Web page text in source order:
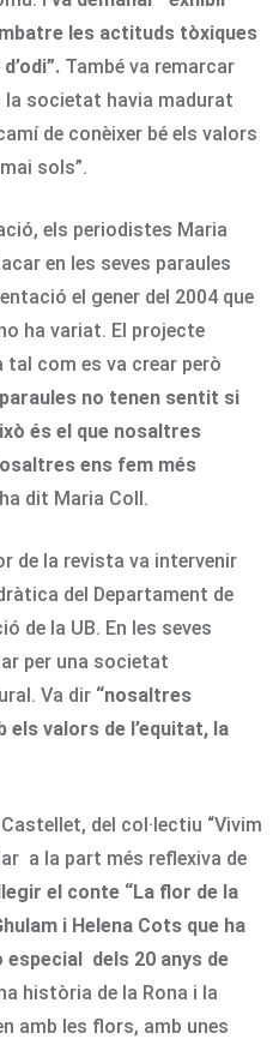
les actituds tòxiques
També va remarcar
la societat havia madurat
de conèixer bé els valors
sols”.
els periodistes Maria
en les seves paraules
el gener del 2004 que
ha variat. El projecte
com es va crear però
no tenen sentit si
és el que nosaltres
ens fem més
ha dit Maria Coll.
de la revista va intervenir
del Departament de
de la UB. En les seves
per una societat
Va dir “nosaltres
els valors de l’equitat, la
del col·lectiu “Vivim
a la part més reflexiva de
el conte “La flor de la
i Helena Cots que ha
dels 20 anys de
història de la Rona i la
amb les flors, amb unes